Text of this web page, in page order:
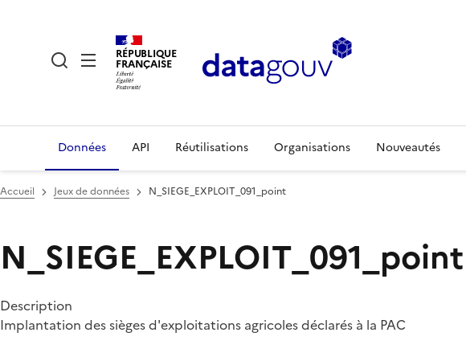
RÉPUBLIQUE
FRANÇAISE
Données API Réutilisations Organisations Nouveautés
Accueil Jeux de données N_SIEGE_EXPLOIT_091_point
N_SIEGE_EXPLOIT_091_point
Description
Implantation des sièges d'exploitations agricoles déclarés à la PAC